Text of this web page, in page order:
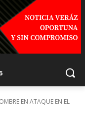
EN ATAQUE EN EL